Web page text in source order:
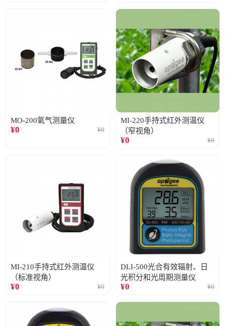
MO-200氧气测量仪
¥0 ¥0
MI-220手持式红外测温仪
（窄视角）
¥0 ¥0
MI-210手持式红外测温仪
（标准视角）
¥0 ¥0
DLI-500光合有效辐射、日
光积分和光周期测量仪
¥0 ¥0